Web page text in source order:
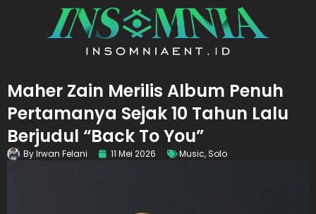
Maher Zain Merilis Album Penuh
Pertamanya Sejak 10 Tahun Lalu
Berjudul “Back To You”
ByIrwan Felani 11 Mei 2026 Music, Solo